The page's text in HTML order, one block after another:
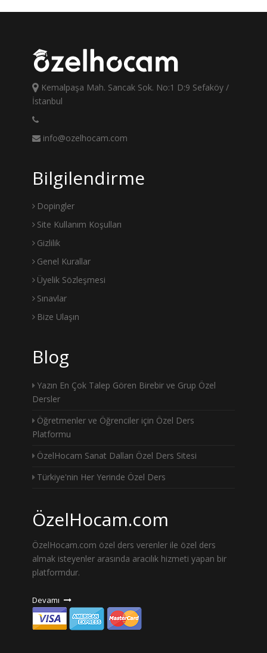
Kemalpaşa Mah. Sancak Sok. No:1 D:9 Sefaköy /
İstanbul
info@ozelhocam.com
Bilgilendirme
Dopingler
Site Kullanım Koşulları
Gizlilik
Genel Kurallar
Üyelik Sözleşmesi
Sınavlar
Bize Ulaşın
Blog
Yazın En Çok Talep Gören Birebir ve Grup Özel
Dersler
Öğretmenler ve Öğrenciler için Özel Ders
Platformu
ÖzelHocam Sanat Dalları Özel Ders Sitesi
Türkiye'nin Her Yerinde Özel Ders
ÖzelHocam.com
ÖzelHocam.com özel ders verenler ile özel ders
almak isteyenler arasında aracılık hizmeti yapan bir
platformdur.
Devamı